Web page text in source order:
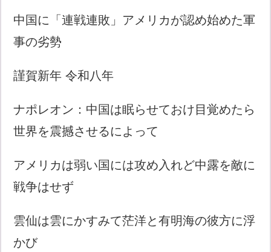
中国に「連戦連敗」アメリカが認め始めた軍
事の劣勢
謹賀新年 令和八年
ナポレオン：中国は眠らせておけ目覚めたら
世界を震撼させるによって
アメリカは弱い国には攻め入れど中露を敵に
戦争はせず
雲仙は雲にかすみて茫洋と有明海の彼方に浮
かび